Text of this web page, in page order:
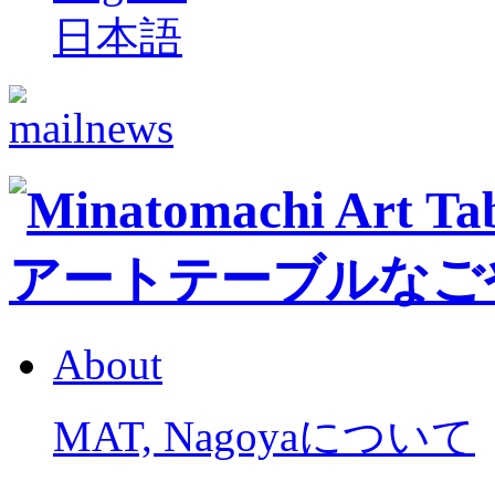
日本語
About
MAT, Nagoyaについて